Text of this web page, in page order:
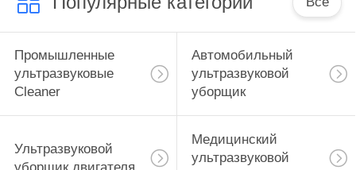
Промышленные
ультразвуковые
Cleaner
Автомобильный
ультразвуковой
уборщик
Ультразвуковой
Медицинский
ультразвуковой